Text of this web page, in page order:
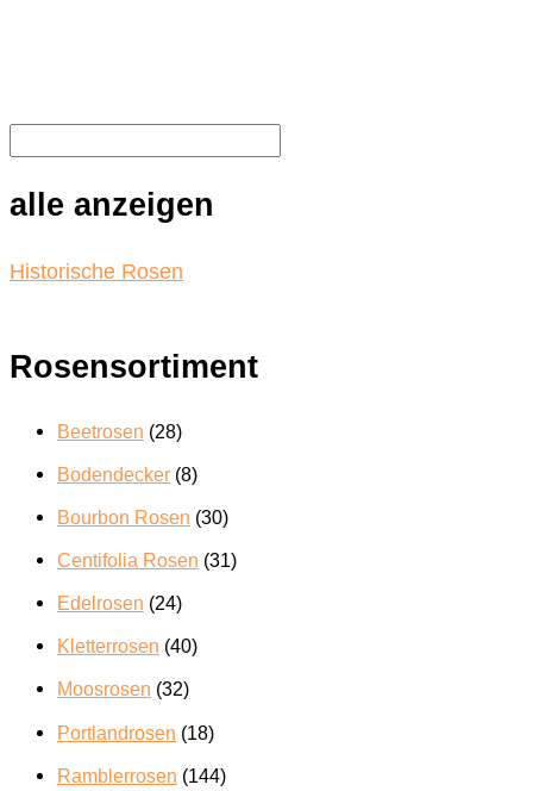
alle anzeigen
Historische Rosen
Rosensortiment
Beetrosen (28)
Bodendecker (8)
Bourbon Rosen (30)
Centifolia Rosen (31)
Edelrosen (24)
Kletterrosen (40)
Moosrosen (32)
Portlandrosen (18)
Ramblerrosen (144)